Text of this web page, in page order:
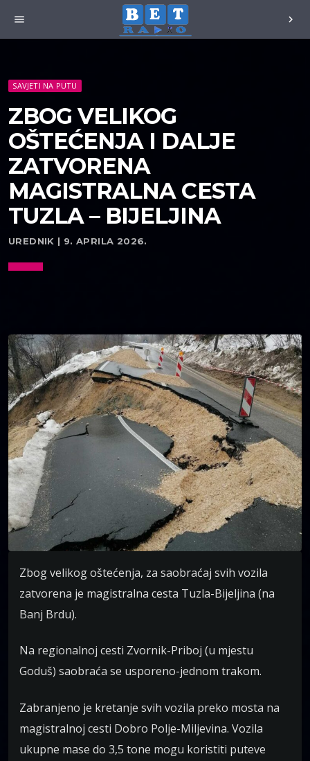
menu chevron_right
SAVJETI NA PUTU
ZBOG VELIKOG
OŠTEĆENJA I DALJE
ZATVORENA
MAGISTRALNA CESTA
TUZLA – BIJELJINA
UREDNIK | 9. APRILA 2026.
Zbog velikog oštećenja, za saobraćaj svih vozila
zatvorena je magistralna cesta Tuzla-Bijeljina (na
Banj Brdu).
Na regionalnoj cesti Zvornik-Priboj (u mjestu
Goduš) saobraća se usporeno-jednom trakom.
Zabranjeno je kretanje svih vozila preko mosta na
magistralnoj cesti Dobro Polje-Miljevina. Vozila
ukupne mase do 3,5 tone mogu koristiti puteve